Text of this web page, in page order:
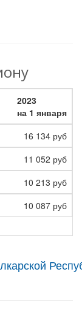
2023
на 1 января
16 134 руб
11 052 руб
10 213 руб
10 087 руб